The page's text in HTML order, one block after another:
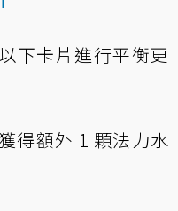
下卡片進行平衡更
得額外 1 顆法力水